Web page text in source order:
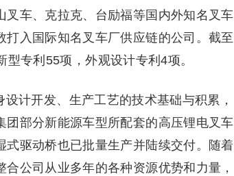
车、克拉克、台励福等国内外知名叉车
入国际知名叉车厂供应链的公司。截至
专利55项，外观设计专利4项。
计开发、生产工艺的技术基础与积累，
部分新能源车型所配套的高压锂电叉车
驱动桥也已批量生产并陆续交付。随着
公司从业多年的各种资源优势和力量，